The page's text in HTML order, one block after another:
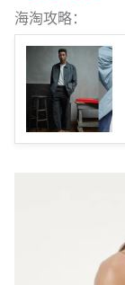
海淘攻略：